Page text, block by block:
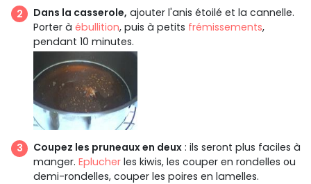
Dans la casserole, ajouter l'anis étoilé et la cannelle.
Porter à ébullition, puis à petits frémissements,
pendant 10 minutes.
Coupez les pruneaux en deux : ils seront plus faciles à
manger. Eplucher les kiwis, les couper en rondelles ou
demi-rondelles, couper les poires en lamelles.